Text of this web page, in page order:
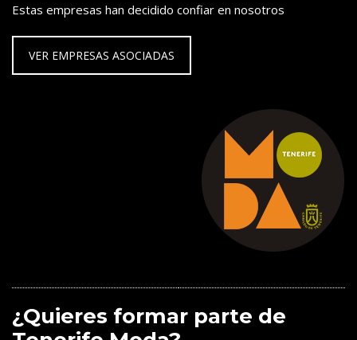
Estas empresas han decidido confiar en nosotros
VER EMPRESAS ASOCIADAS
¿Quieres formar parte de